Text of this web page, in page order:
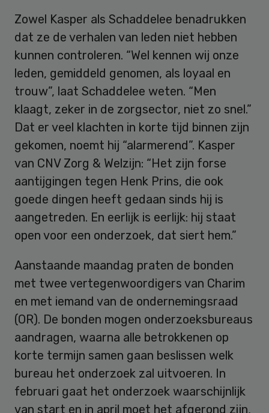
Zowel Kasper als Schaddelee benadrukken
dat ze de verhalen van leden niet hebben
kunnen controleren. “Wel kennen wij onze
leden, gemiddeld genomen, als loyaal en
trouw”, laat Schaddelee weten. “Men
klaagt, zeker in de zorgsector, niet zo snel.”
Dat er veel klachten in korte tijd binnen zijn
gekomen, noemt hij “alarmerend”. Kasper
van CNV Zorg & Welzijn: “Het zijn forse
aantijgingen tegen Henk Prins, die ook
goede dingen heeft gedaan sinds hij is
aangetreden. En eerlijk is eerlijk: hij staat
open voor een onderzoek, dat siert hem.”
Aanstaande maandag praten de bonden
met twee vertegenwoordigers van Charim
en met iemand van de ondernemingsraad
(OR). De bonden mogen onderzoeksbureaus
aandragen, waarna alle betrokkenen op
korte termijn samen gaan beslissen welk
bureau het onderzoek zal uitvoeren. In
februari gaat het onderzoek waarschijnlijk
van start en in april moet het afgerond zijn,